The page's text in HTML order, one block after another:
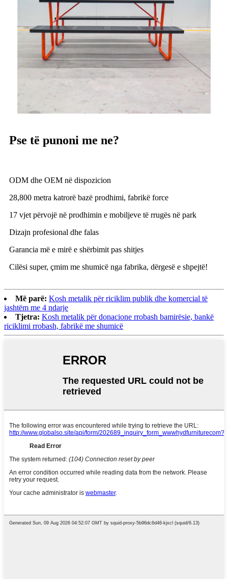
Pse të punoni me ne?
ODM dhe OEM në dispozicion
28,800 metra katrorë bazë prodhimi, fabrikë force
17 vjet përvojë në prodhimin e mobiljeve të rrugës në park
Dizajn profesional dhe falas
Garancia më e mirë e shërbimit pas shitjes
Cilësi super, çmim me shumicë nga fabrika, dërgesë e shpejtë!
Më parë: Kosh metalik për riciklim publik dhe komercial të
jashtëm me 4 ndarje
Tjetra: Kosh metalik për donacione rrobash bamirësie, bankë
riciklimi rrobash, fabrikë me shumicë